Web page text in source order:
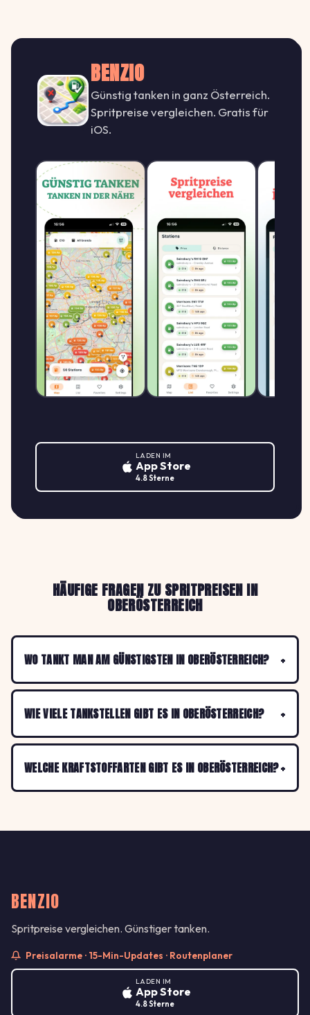
BENZIO
Günstig tanken in ganz Österreich.
Spritpreise vergleichen. Gratis für
iOS.
LADEN IM
App Store
4.8 Sterne
HÄUFIGE FRAGEN ZU SPRITPREISEN IN
OBERÖSTERREICH
WO TANKT MAN AM GÜNSTIGSTEN IN OBERÖSTERREICH?
WIE VIELE TANKSTELLEN GIBT ES IN OBERÖSTERREICH?
WELCHE KRAFTSTOFFARTEN GIBT ES IN OBERÖSTERREICH?
BENZIO
Spritpreise vergleichen. Günstiger tanken.
Preisalarme · 15-Min-Updates · Routenplaner
LADEN IM
App Store
4.8 Sterne